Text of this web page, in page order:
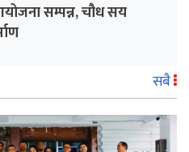
सम्पन्न, चौध सय
सबै